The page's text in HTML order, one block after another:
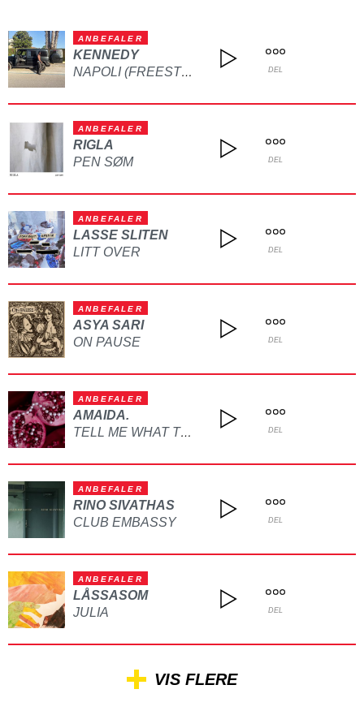
ANBEFALER
KENNEDY
NAPOLI (FREESTYLE) DEL
ANBEFALER
RIGLA
PEN SØM
DEL
ANBEFALER
LASSE SLITEN
LITT OVER
DEL
ANBEFALER
ASYA SARI
ON PAUSE
DEL
ANBEFALER
AMAIDA.
TELL ME WHAT TO DO DEL
ANBEFALER
RINO SIVATHAS
CLUB EMBASSY
DEL
ANBEFALER
LÅSSASOM
JULIA
DEL
VIS FLERE